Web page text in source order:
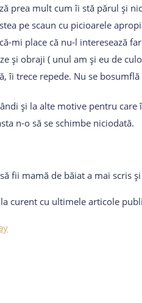
prea mult cum îi stă părul și
pe scaun cu picioarele
mi place că nu-l interesează
și obraji ( unul am și eu de
îi trece repede. Nu se
și la alte motive pentru
n-o să se schimbe niciodată.
fii mamă de băiat a mai scris
curent cu ultimele articole